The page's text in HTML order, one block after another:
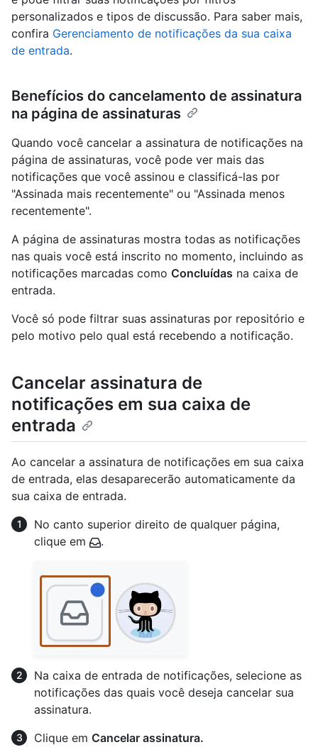
personalizados e tipos de discussão. Para saber mais,
confira Gerenciamento de notificações da sua caixa
de entrada.
Benefícios do cancelamento de assinatura
na página de assinaturas
Quando você cancelar a assinatura de notificações na
página de assinaturas, você pode ver mais das
notificações que você assinou e classificá-las por
"Assinada mais recentemente" ou "Assinada menos
recentemente".
A página de assinaturas mostra todas as notificações
nas quais você está inscrito no momento, incluindo as
notificações marcadas como Concluídas na caixa de
entrada.
Você só pode filtrar suas assinaturas por repositório e
pelo motivo pelo qual está recebendo a notificação.
Cancelar assinatura de
notificações em sua caixa de
entrada
Ao cancelar a assinatura de notificações em sua caixa
de entrada, elas desaparecerão automaticamente da
sua caixa de entrada.
No canto superior direito de qualquer página,
clique em
.
Na caixa de entrada de notificações, selecione as
notificações das quais você deseja cancelar sua
assinatura.
Clique em Cancelar assinatura.